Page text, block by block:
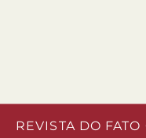
REVISTA DO